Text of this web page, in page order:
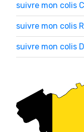
suivre mon colis
suivre mon colis
suivre mon colis